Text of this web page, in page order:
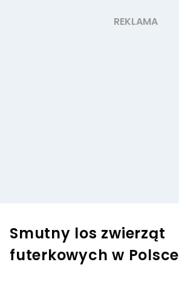
Smutny los zwierząt
futerkowych w Polsce